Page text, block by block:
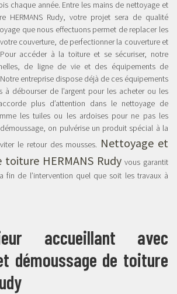
chaque année. Entre les mains de nettoyage et
HERMANS Rudy, votre projet sera de qualité
que nous effectuons permet de replacer les
couverture, de perfectionner la couverture et
Pour accéder à la toiture et se sécuriser, notre
de ligne de vie et des équipements de
entreprise dispose déjà de ces équipements
à débourser de l’argent pour les acheter ou les
plus d’attention dans le nettoyage de
les tuiles ou les ardoises pour ne pas les
on pulvérise un produit spécial à la
le retour des mousses. Nettoyage et
toiture HERMANS Rudy vous garantit
fin de l’intervention quel que soit les travaux à
accueillant avec
démoussage de toiture